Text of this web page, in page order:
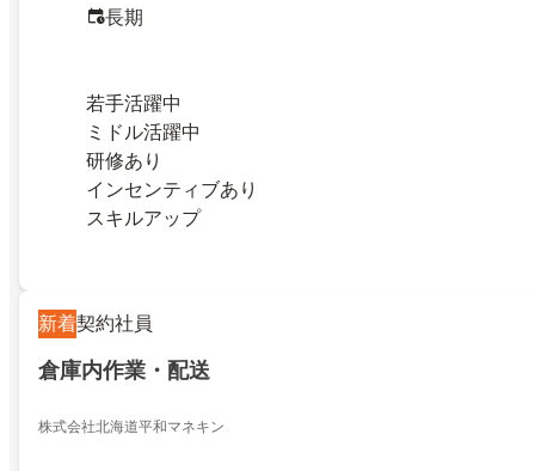
長期
若手活躍中
ミドル活躍中
研修あり
インセンティブあり
スキルアップ
新着契約社員
倉庫内作業・配送
株式会社北海道平和マネキン